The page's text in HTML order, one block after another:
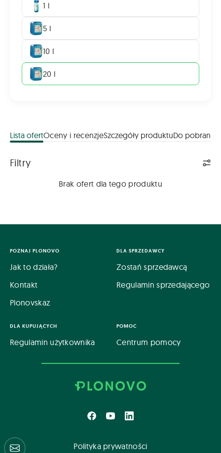
1 l
5 l
10 l
20 l
Lista ofertOceny i recenzjeSzczegóły produktuDo pobrania
Filtry
Brak ofert dla tego produktu
POZNAJ PLONOVO
Jak to działa?
Kontakt
Plonovskaz
DLA SPRZEDAWCY
Zostań sprzedawcą
Regulamin sprzedającego
DLA KUPUJĄCYCH
Regulamin użytkownika
POMOC
Centrum pomocy
Polityka prywatności